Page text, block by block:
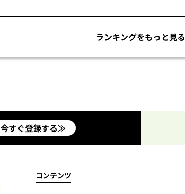
ランキングをもっと見る
今すぐ登録する≫
コンテンツ